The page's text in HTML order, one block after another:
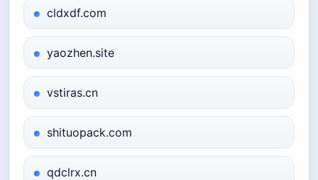
cldxdf.com
yaozhen.site
vstiras.cn
shituopack.com
qdclrx.cn